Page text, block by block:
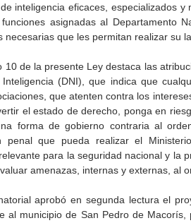
inteligencia eficaces, especializados
asignadas al Departamento
necesarias que les permitan realizar su
10 de la presente Ley destaca las
(DNI), que indica que
que atenten contra los
el estado de derecho, ponga en
forma de gobierno contraria al
penal que pueda realizar el
para la seguridad nacional y la
amenazas, internas y externas, al
aprobó en segunda lectura el
al municipio de San Pedro de